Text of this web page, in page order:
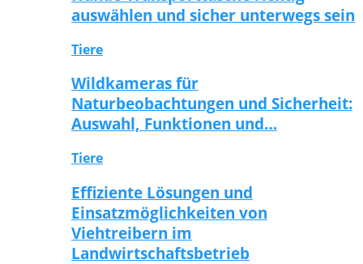
auswählen und sicher unterwegs sein
Tiere
Wildkameras für
Naturbeobachtungen und Sicherheit:
Auswahl, Funktionen und…
Tiere
Effiziente Lösungen und
Einsatzmöglichkeiten von
Viehtreibern im
Landwirtschaftsbetrieb